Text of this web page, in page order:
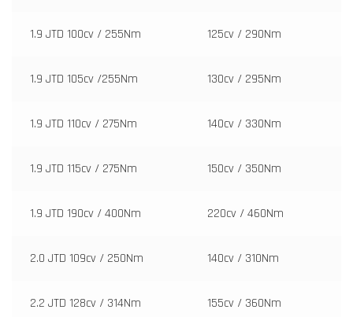
1.9 JTD 100cv / 255Nm 125cv / 290Nm
1.9 JTD 105cv /255Nm 130cv / 295Nm
1.9 JTD 110cv / 275Nm 140cv / 330Nm
1.9 JTD 115cv / 275Nm 150cv / 350Nm
1.9 JTD 190cv / 400Nm 220cv / 460Nm
2.0 JTD 109cv / 250Nm 140cv / 310Nm
2.2 JTD 128cv / 314Nm 155cv / 360Nm